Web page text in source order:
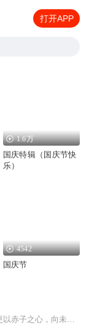
打开APP
1.6万
国庆特辑（国庆节快
乐）
4542
国庆节